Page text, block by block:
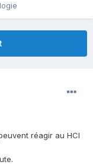
réagir au HCl